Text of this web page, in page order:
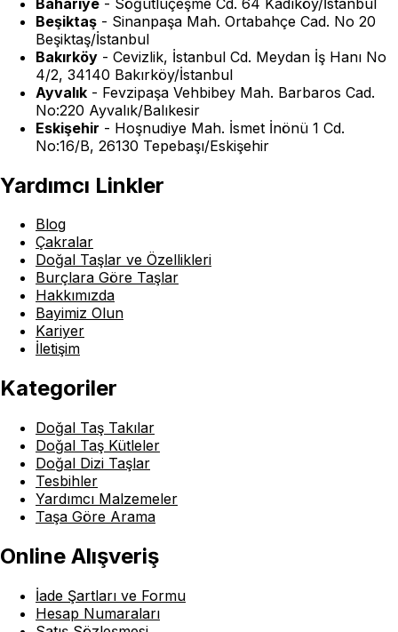
Beşiktaş - Sinanpaşa Mah. Ortabahçe Cad. No 20
Beşiktaş/İstanbul
Bakırköy - Cevizlik, İstanbul Cd. Meydan İş Hanı No
4/2, 34140 Bakırköy/İstanbul
Ayvalık - Fevzipaşa Vehbibey Mah. Barbaros Cad.
No:220 Ayvalık/Balıkesir
Eskişehir - Hoşnudiye Mah. İsmet İnönü 1 Cd.
No:16/B, 26130 Tepebaşı/Eskişehir
Yardımcı Linkler
Blog
Çakralar
Doğal Taşlar ve Özellikleri
Burçlara Göre Taşlar
Hakkımızda
Bayimiz Olun
Kariyer
İletişim
Kategoriler
Doğal Taş Takılar
Doğal Taş Kütleler
Doğal Dizi Taşlar
Tesbihler
Yardımcı Malzemeler
Taşa Göre Arama
Online Alışveriş
İade Şartları ve Formu
Hesap Numaraları